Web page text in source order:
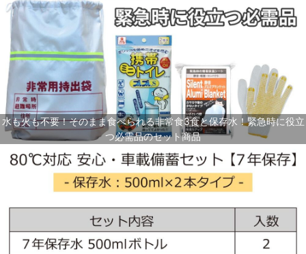
水も火も不要！そのまま食べられる非常食3食と保存水！緊急時に役立
つ必需品のセット商品